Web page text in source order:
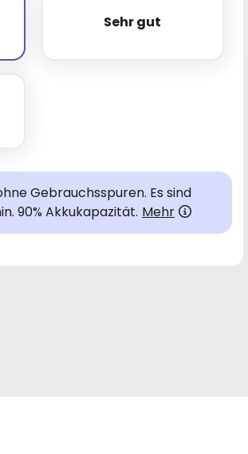
Sehr gut
Sehr gut
Gebrauchsspuren. Es sind
90% Akkukapazität. Mehr